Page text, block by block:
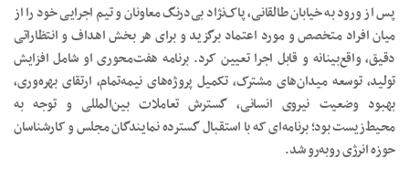
پس از ورود به خیابان طالقانی، پاک‌نژاد بی‌درنگ معاونان و تیم اجرایی خود را از
میان افراد متخصص و مورد اعتماد برگزید و برای هر بخش اهداف و انتظاراتی
دقیق، واقع‌بینانه و قابل اجرا تعیین کرد. برنامه هفت‌محوری او شامل افزایش
تولید، توسعه میدان‌های مشترک، تکمیل پروژه‌های نیمه‌تمام، ارتقای بهره‌وری،
بهبود وضعیت نیروی انسانی، گسترش تعاملات بین‌المللی و توجه به
محیط‌زیست بود؛ برنامه‌ای که با استقبال گسترده نمایندگان مجلس و کارشناسان
حوزه انرژی روبه‌رو شد.